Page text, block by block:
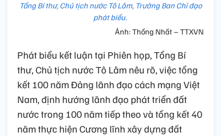
Tổng Bí thư, Chủ tịch nước Tô Lâm, Trưởng Ban Chỉ đạo
phát biểu.
Ảnh: Thống Nhất – TTXVN
Phát biểu kết luận tại Phiên họp, Tổng Bí
thư, Chủ tịch nước Tô Lâm nêu rõ, việc tổng
kết 100 năm Đảng lãnh đạo cách mạng Việt
Nam, định hướng lãnh đạo phát triển đất
nước trong 100 năm tiếp theo và tổng kết 40
năm thực hiện Cương lĩnh xây dựng đất